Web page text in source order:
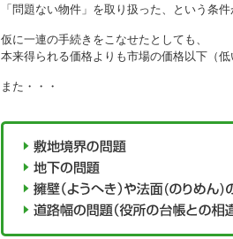
「問題ない物件」を取り扱った、という条
仮に一連の手続きをこなせたとしても、
本来得られる価格よりも市場の価格以下（
また・・・